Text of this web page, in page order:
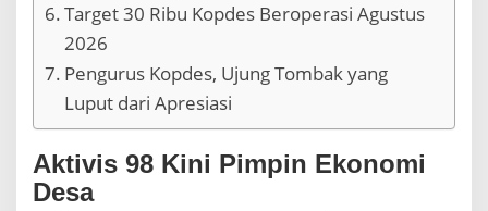
a
D
i
e
o
Target 30 Ribu Kopdes Beroperasi Agustus
2026
Pengurus Kopdes, Ujung Tombak yang
Luput dari Apresiasi
Aktivis 98 Kini Pimpin Ekonomi
Desa